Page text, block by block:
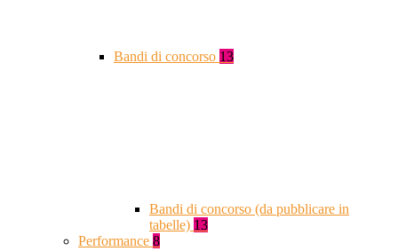
Bandi di concorso 13
Bandi di concorso (da pubblicare in
tabelle) 13
Performance 8